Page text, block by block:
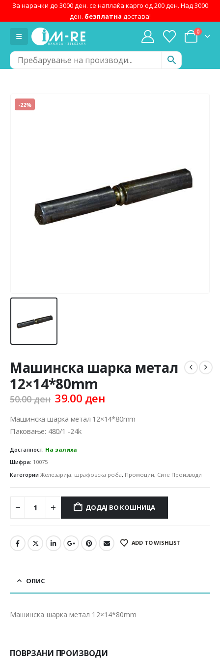
За нарачки до 3000 ден. се наплаќа карго од 200 ден. Над 3000
ден. безплатна достава!
0
-22%
Машинска шарка метал
12×14*80mm
50.00ден Original
was:
50.00 ден.
39.00 денCurrent
is:
Машинска шарка метал 12×14*80mm
Паковање: 480/1 -24k
Достапност: На залиха
Шифра: 10075
Категории Железарија, шрафовска роба, Промоции, Сите Производи
ДОДАЈ ВО КОШНИЦА
ADD TO WISHLIST
ОПИС
Машинска шарка метал 12×14*80mm
ПОВРЗАНИ ПРОИЗВОДИ